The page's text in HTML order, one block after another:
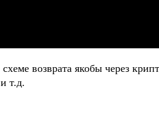
возврата якобы через
т.д.